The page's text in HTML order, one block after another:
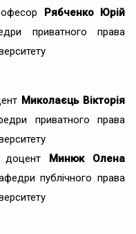
Рябченко Юрій
приватного права
Миколаєць Вікторія
приватного права
доцент Минюк Олена
публічного права